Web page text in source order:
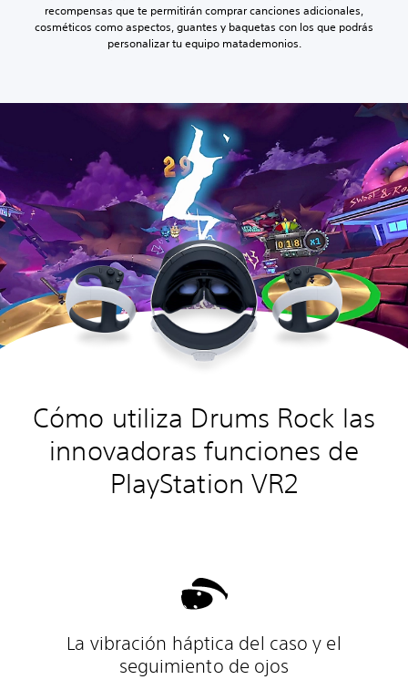
recompensas que te permitirán comprar canciones adicionales,
cosméticos como aspectos, guantes y baquetas con los que podrás
personalizar tu equipo matademonios.
Cómo utiliza Drums Rock las
innovadoras funciones de
PlayStation VR2
La vibración háptica del caso y el
seguimiento de ojos